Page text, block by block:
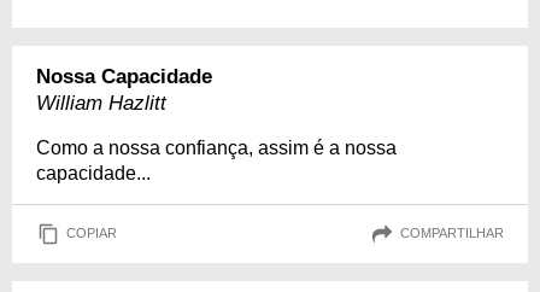
Nossa Capacidade
William Hazlitt
Como a nossa confiança, assim é a nossa
capacidade...
COPIAR COMPARTILHAR